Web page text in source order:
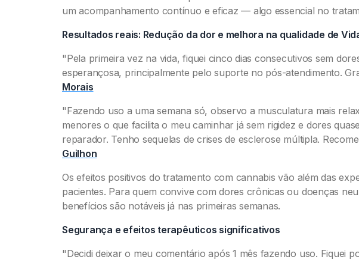
um acompanhamento contínuo e eficaz — algo essencial no
Resultados reais: Redução da dor e melhora na qualidade de
"Pela primeira vez na vida, fiquei cinco dias consecutivos sem
esperançosa, principalmente pelo suporte no pós-atendimento.
Morais
"Fazendo uso a uma semana só, observo a musculatura mais
menores o que facilita o meu caminhar já sem rigidez e dores
reparador. Tenho sequelas de crises de esclerose múltipla.
Guilhon
Os efeitos positivos do tratamento com cannabis vão além das
pacientes. Para quem convive com dores crônicas ou doenças
benefícios são notáveis já nas primeiras semanas.
Segurança e efeitos terapêuticos significativos
"Decidi deixar o meu comentário após 1 mês fazendo uso. Fiquei